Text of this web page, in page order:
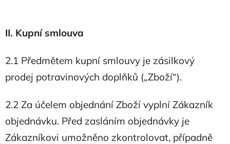
II. Kupní smlouva
2.1 Předmětem kupní smlouvy je zásilkový
prodej potravinových doplňků („Zboží“).
2.2 Za účelem objednání Zboží vyplní Zákazník
objednávku. Před zasláním objednávky je
Zákazníkovi umožněno zkontrolovat, případně